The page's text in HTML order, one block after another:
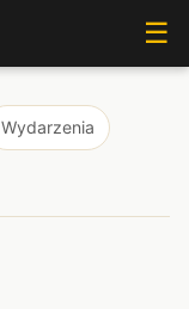
☰
Wydarzenia